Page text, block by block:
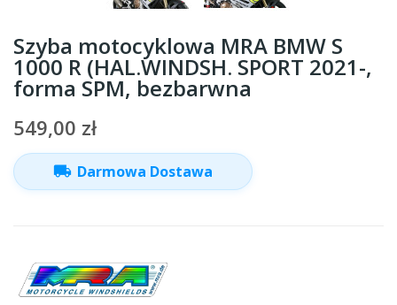
Szyba motocyklowa MRA BMW S
1000 R (HAL.WINDSH. SPORT 2021-,
forma SPM, bezbarwna
549,00 zł
local_shipping Darmowa Dostawa